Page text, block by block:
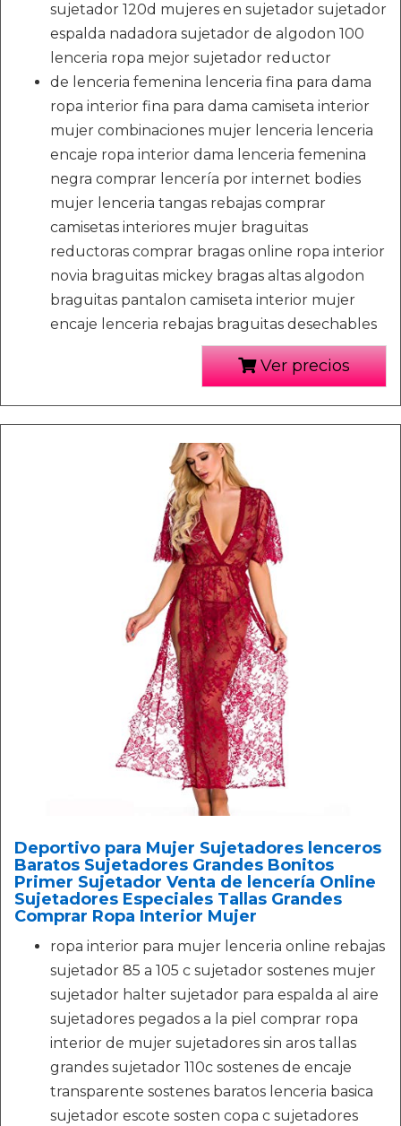
sujetador 120d mujeres en sujetador sujetador
espalda nadadora sujetador de algodon 100
lenceria ropa mejor sujetador reductor
de lenceria femenina lenceria fina para dama
ropa interior fina para dama camiseta interior
mujer combinaciones mujer lenceria lenceria
encaje ropa interior dama lenceria femenina
negra comprar lencería por internet bodies
mujer lenceria tangas rebajas comprar
camisetas interiores mujer braguitas
reductoras comprar bragas online ropa interior
novia braguitas mickey bragas altas algodon
braguitas pantalon camiseta interior mujer
encaje lenceria rebajas braguitas desechables
Ver precios
Deportivo para Mujer Sujetadores lenceros
Baratos Sujetadores Grandes Bonitos
Primer Sujetador Venta de lencería Online
Sujetadores Especiales Tallas Grandes
Comprar Ropa Interior Mujer
ropa interior para mujer lenceria online rebajas
sujetador 85 a 105 c sujetador sostenes mujer
sujetador halter sujetador para espalda al aire
sujetadores pegados a la piel comprar ropa
interior de mujer sujetadores sin aros tallas
grandes sujetador 110c sostenes de encaje
transparente sostenes baratos lenceria basica
sujetador escote sosten copa c sujetadores